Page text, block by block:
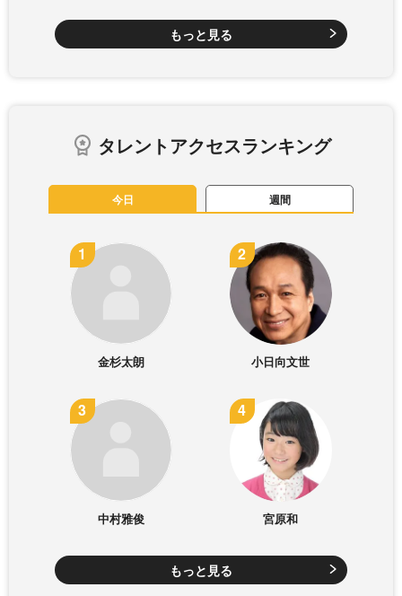
もっと見る
タレントアクセスランキング
今日 週間
金杉太朗 小日向文世
中村雅俊 宮原和
もっと見る